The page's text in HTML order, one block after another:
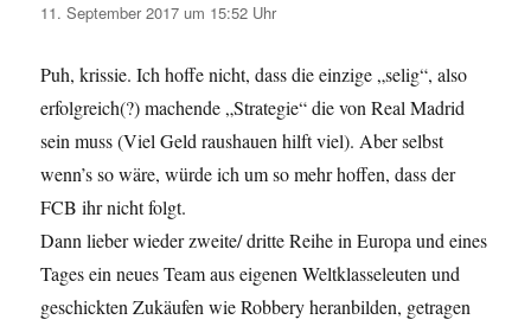
11. September 2017 um 15:52 Uhr
Puh, krissie. Ich hoffe nicht, dass die einzige „selig“, also
erfolgreich(?) machende „Strategie“ die von Real Madrid
sein muss (Viel Geld raushauen hilft viel). Aber selbst
wenn’s so wäre, würde ich um so mehr hoffen, dass der
FCB ihr nicht folgt.
Dann lieber wieder zweite/ dritte Reihe in Europa und eines
Tages ein neues Team aus eigenen Weltklasseleuten und
geschickten Zukäufen wie Robbery heranbilden, getragen